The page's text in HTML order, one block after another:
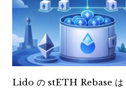
Lido の stETH Rebase は